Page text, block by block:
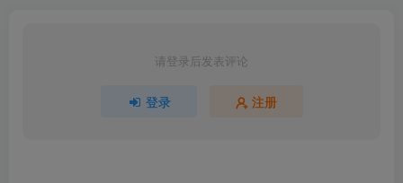
请登录后发表评论
登录 注册